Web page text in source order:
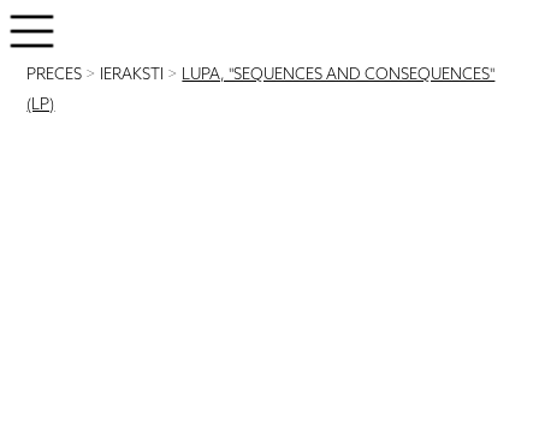
PRECES > IERAKSTI > LUPA, "SEQUENCES AND CONSEQUENCES"
(LP)